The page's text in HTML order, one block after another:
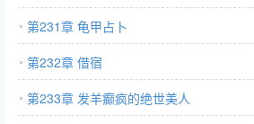
第231章 龟甲占卜
第232章 借宿
第233章 发羊癫疯的绝世美人